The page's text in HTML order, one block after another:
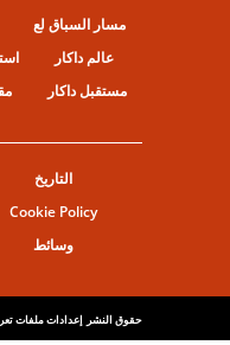
مسار السباق لع
عالم داكار
مستقبل داكار
التاريخ
Cookie Policy
وسائط
حقوق النشر إعدادات ملفات